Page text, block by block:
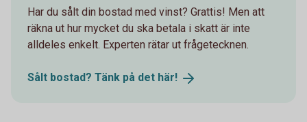
Har du sålt din bostad med vinst? Grattis! Men att
räkna ut hur mycket du ska betala i skatt är inte
alldeles enkelt. Experten rätar ut frågetecknen.
Sålt bostad? Tänk på det här!